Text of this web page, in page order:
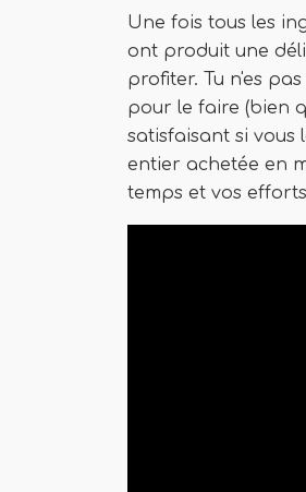
Une fois tous les
ont produit une
profiter. Tu n'es
pour le faire (bien
satisfaisant si vous
entier achetée en
temps et vos